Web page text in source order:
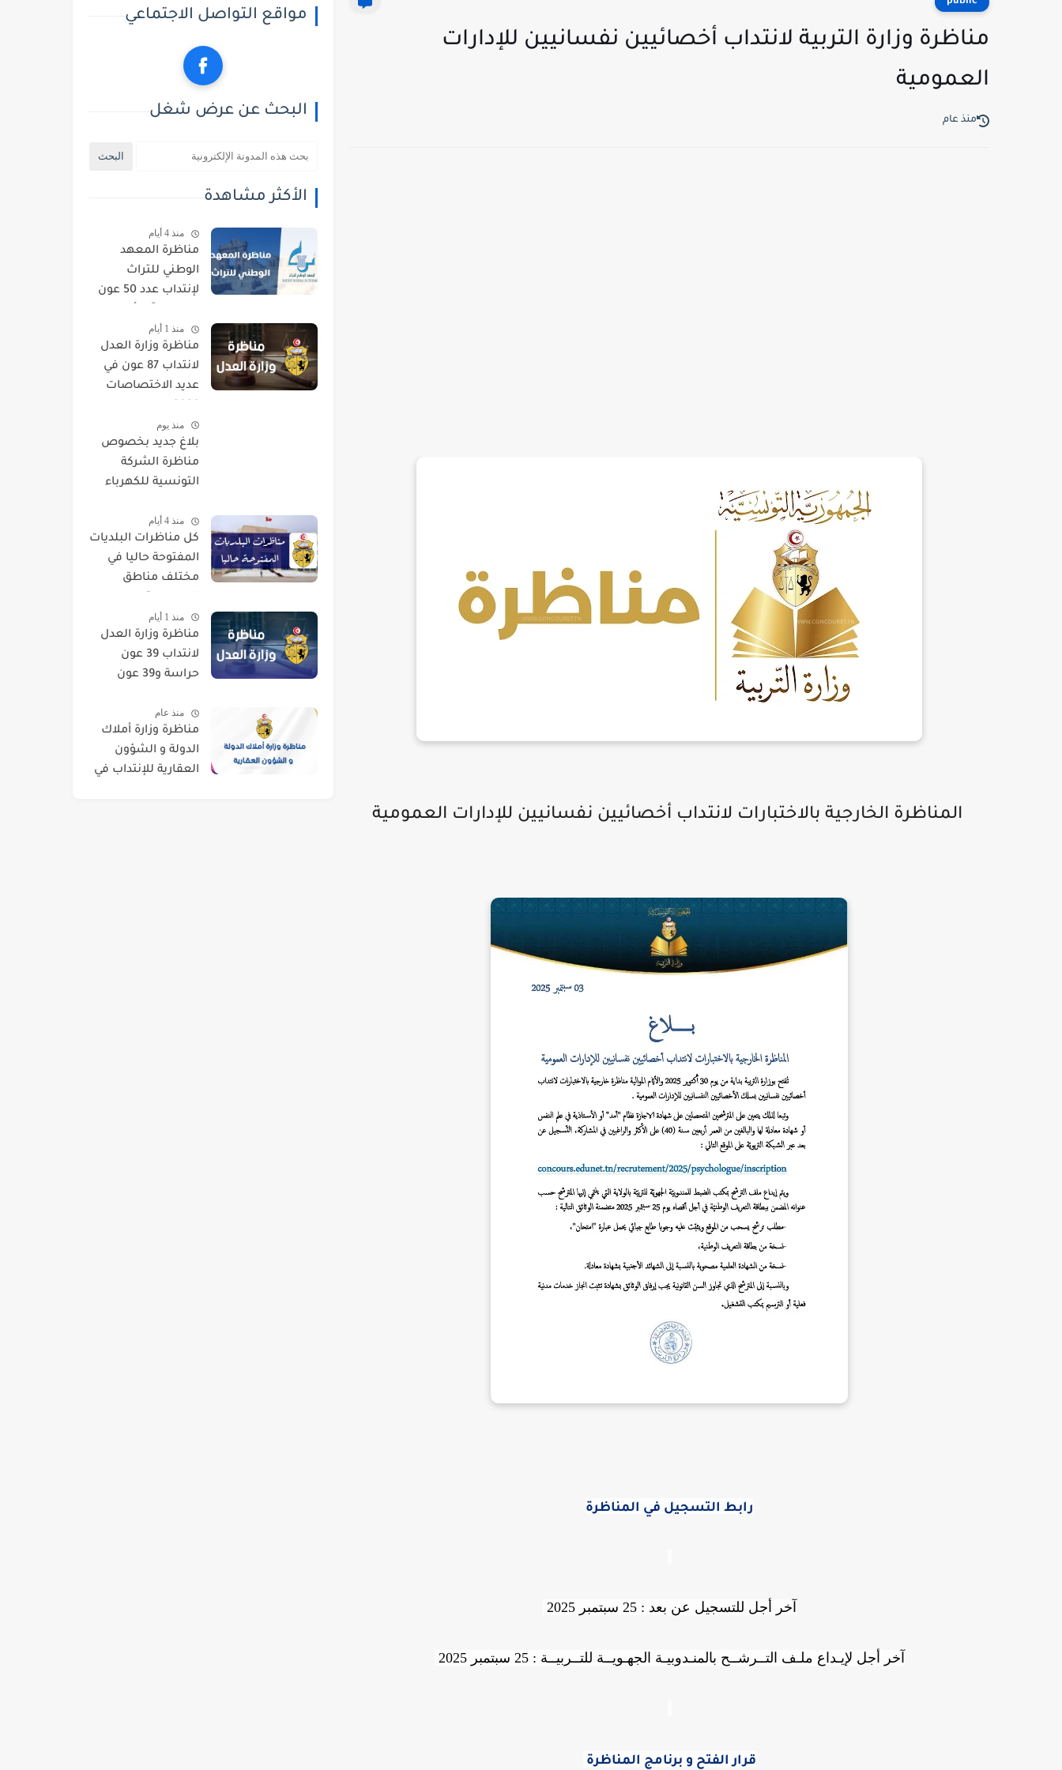
مناظرة وزارة التربية لانتداب أخصائيين نفسانيين للإدارات
العمومية
منذ عام
المناظرة الخارجية بالاختبارات لانتداب أخصائيين نفسانيين للإدارات العمومية
رابط التسجيل في المناظرة
آخر أجل للتسجيل عن بعد : 25 سبتمبر 2025
آخر أجل لإيـداع ملـف التــرشــح بالمنـدوبيـة الجهـويــة للتــربيــة : 25 سبتمبر 2025
قرار الفتح و برنامج المناظرة
مواقع التواصل الاجتماعي
البحث عن عرض شغل
الأكثر مشاهدة
منذ 4 أيام
مناظرة المعهد
الوطني للتراث
لإنتداب عدد 50 عون
2026
منذ 1 أيام
مناظرة وزارة العدل
لانتداب 87 عون في
عديد الاختصاصات
منذ يوم
بلاغ جديد بخصوص
مناظرة الشركة
التونسية للكهرباء
إطارات
منذ 4 أيام
كل مناظرات البلديات
المفتوحة حاليا في
مختلف مناطق
منذ 1 أيام
مناظرة وزارة العدل
لانتداب 39 عون
حراسة و39 عون
منذ عام
مناظرة وزارة أملاك
الدولة و الشؤون
العقارية للإنتداب في